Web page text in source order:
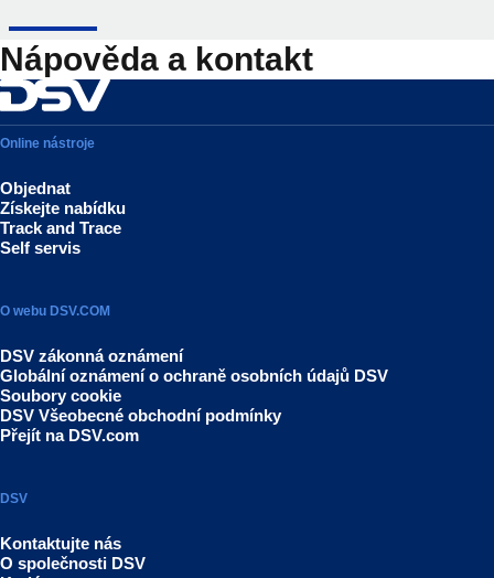
Nápověda a kontakt
Online nástroje
Objednat
Získejte nabídku
Track and Trace
Self servis
O webu DSV.COM
DSV zákonná oznámení
Globální oznámení o ochraně osobních údajů DSV
Soubory cookie
DSV Všeobecné obchodní podmínky
Přejít na DSV.com
DSV
Kontaktujte nás
O společnosti DSV